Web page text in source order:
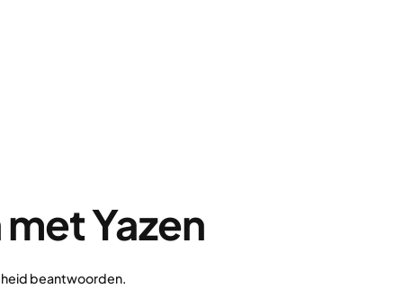
Yazen
beantwoorden.